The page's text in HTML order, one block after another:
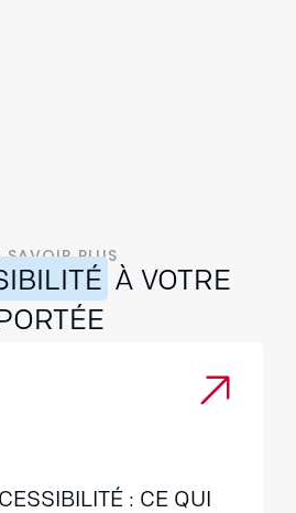
SAVOIR PLUS
À VOTRE
: CE QUI